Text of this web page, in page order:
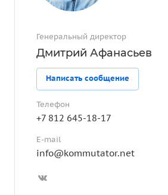
Генеральный директор
Дмитрий Афанасьев
Написать сообщение
Телефон
+7 812 645-18-17
E-mail
info@kommutator.net